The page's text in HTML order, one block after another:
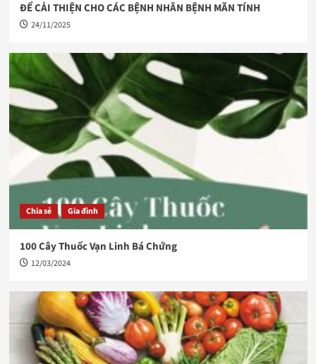
ĐỂ CẢI THIỆN CHO CÁC BỆNH NHÂN BỆNH MÃN TÍNH
24/11/2025
Chia sẻ Gia đình
100 Cây Thuốc Vạn Linh Bá Chứng
12/03/2024